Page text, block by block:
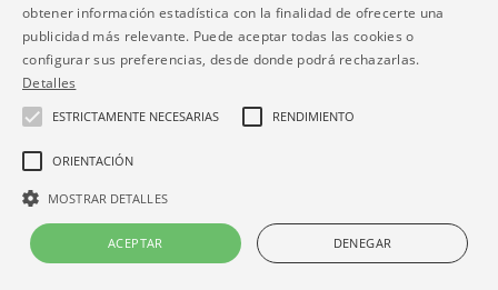
obtener información estadística con la finalidad de ofrecerte una
publicidad más relevante. Puede aceptar todas las cookies o
configurar sus preferencias, desde donde podrá rechazarlas.
Detalles
ESTRICTAMENTE NECESARIAS RENDIMIENTO
ORIENTACIÓN
MOSTRAR DETALLES
ACEPTAR DENEGAR